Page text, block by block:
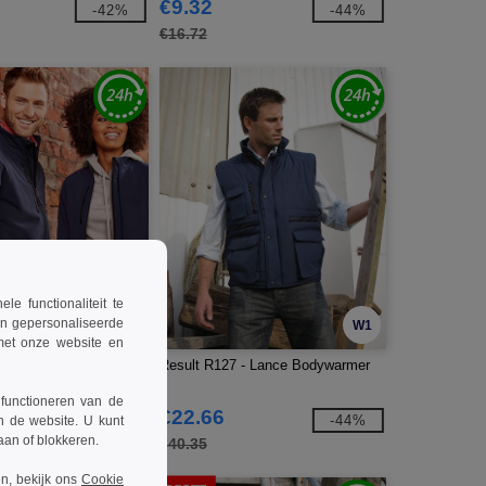
-42% €9.32
€16.72
-44%
W1
-55%
W1
Result R127 - Lance Bodywarmer
€22.66
€40.35
-44%
functionaliteit te
gepersonaliseerde
onze website en
van de
de website. U kunt
of blokkeren.
bekijk ons Cookie